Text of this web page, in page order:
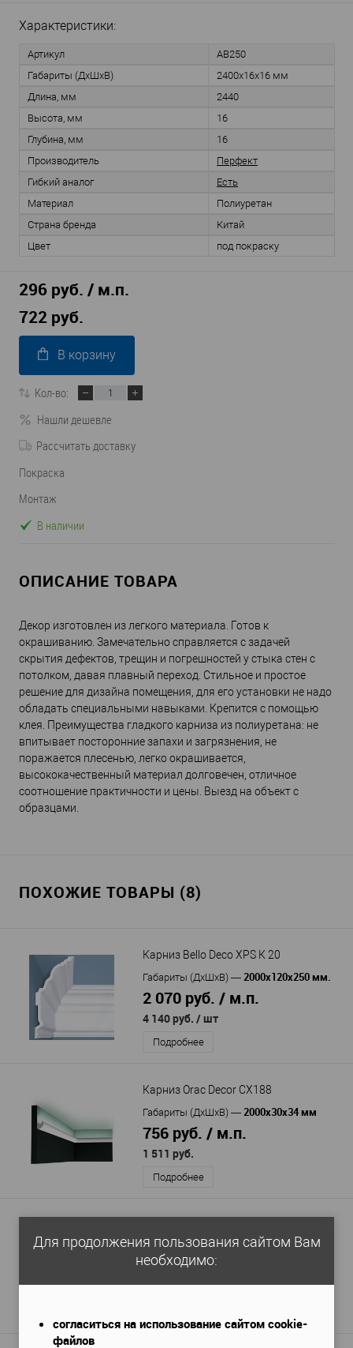
Характеристики:
Артикул
AB250
Габариты (ДхШхВ)
2400х16х16 мм
Длина, мм
2440
Высота, мм
16
Глубина, мм
16
Производитель
Перфект
Гибкий аналог
Есть
Материал
Полиуретан
Страна бренда
Китай
Цвет
под покраску
296 руб. / м.п.
722 руб.
В корзину
Кол-во:
Нашли дешевле
Рассчитать доставку
Покраска
Монтаж
В наличии
ОПИСАНИЕ ТОВАРА
Декор изготовлен из легкого материала. Готов к
окрашиванию. Замечательно справляется с задачей
скрытия дефектов, трещин и погрешностей у стыка стен с
потолком, давая плавный переход. Стильное и простое
решение для дизайна помещения, для его установки не надо
обладать специальными навыками. Крепится с помощью
клея. Преимущества гладкого карниза из полиуретана: не
впитывает посторонние запахи и загрязнения, не
поражается плесенью, легко окрашивается,
высококачественный материал долговечен, отличное
соотношение практичности и цены. Выезд на объект с
образцами.
ПОХОЖИЕ ТОВАРЫ (8)
Карниз Bello Deco XPS К 20
Габариты (ДхШхВ) — 2000х120х250 мм.
2 070 руб. / м.п.
4 140 руб. / шт
Подробнее
Карниз Orac Decor CX188
Габариты (ДхШхВ) — 2000x30x34 мм
756 руб. / м.п.
1 511 руб.
Подробнее
Габариты (ДхШхВ)—2000x60x71 мм
495 руб. / м.п.
990 руб.
Для продолжения пользования сайтом Вам
необходимо:
согласиться на использование сайтом cookie-
файлов